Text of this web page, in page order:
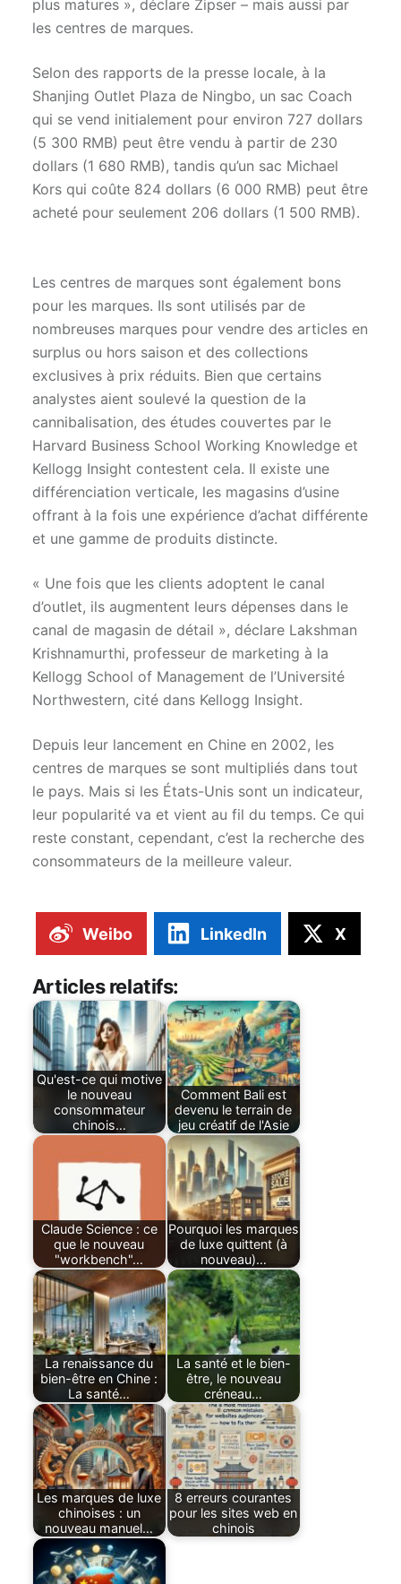
plus matures », déclare Zipser – mais aussi par
les centres de marques.
Selon des rapports de la presse locale, à la
Shanjing Outlet Plaza de Ningbo, un sac Coach
qui se vend initialement pour environ 727 dollars
(5 300 RMB) peut être vendu à partir de 230
dollars (1 680 RMB), tandis qu’un sac Michael
Kors qui coûte 824 dollars (6 000 RMB) peut être
acheté pour seulement 206 dollars (1 500 RMB).
Les centres de marques sont également bons
pour les marques. Ils sont utilisés par de
nombreuses marques pour vendre des articles en
surplus ou hors saison et des collections
exclusives à prix réduits. Bien que certains
analystes aient soulevé la question de la
cannibalisation, des études couvertes par le
Harvard Business School Working Knowledge et
Kellogg Insight contestent cela. Il existe une
différenciation verticale, les magasins d’usine
offrant à la fois une expérience d’achat différente
et une gamme de produits distincte.
« Une fois que les clients adoptent le canal
d’outlet, ils augmentent leurs dépenses dans le
canal de magasin de détail », déclare Lakshman
Krishnamurthi, professeur de marketing à la
Kellogg School of Management de l’Université
Northwestern, cité dans Kellogg Insight.
Depuis leur lancement en Chine en 2002, les
centres de marques se sont multipliés dans tout
le pays. Mais si les États-Unis sont un indicateur,
leur popularité va et vient au fil du temps. Ce qui
reste constant, cependant, c’est la recherche des
consommateurs de la meilleure valeur.
Weibo LinkedIn X
Articles relatifs:
Qu'est-ce qui motive
le nouveau
consommateur
chinois…
Comment Bali est
devenu le terrain de
jeu créatif de l'Asie
Claude Science : ce
que le nouveau
"workbench"…
Pourquoi les marques
de luxe quittent (à
nouveau)…
La renaissance du
bien-être en Chine :
La santé…
La santé et le bien-
être, le nouveau
créneau…
Les marques de luxe
chinoises : un
nouveau manuel…
8 erreurs courantes
pour les sites web en
chinois